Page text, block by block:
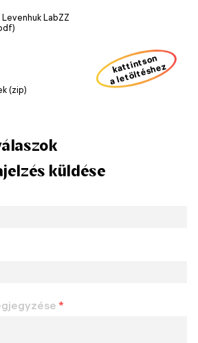
LabZZ
(zip)
kattintson
a letöltéshez
küldése
*